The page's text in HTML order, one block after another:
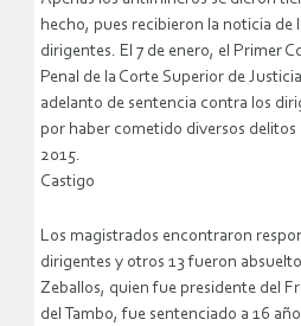
hecho, pues recibieron la noticia de
dirigentes. El 7 de enero, el Primer
Penal de la Corte Superior de
adelanto de sentencia contra los
por haber cometido diversos
2015.
Castigo
Los magistrados encontraron
dirigentes y otros 13 fueron
Zeballos, quien fue presidente del
del Tambo, fue sentenciado a 16